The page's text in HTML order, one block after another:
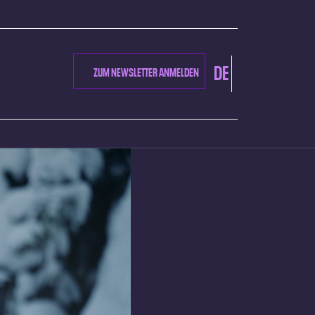
ZUM NEWSLETTER ANMELDEN DE